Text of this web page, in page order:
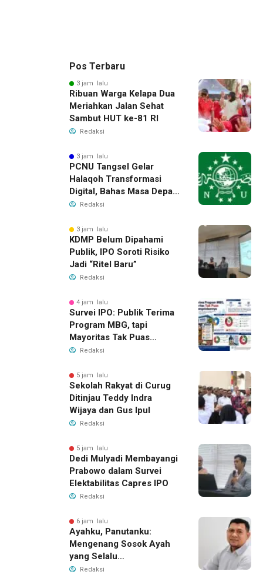
Pos Terbaru
3 jam lalu
Ribuan Warga Kelapa Dua
Meriahkan Jalan Sehat
Sambut HUT ke-81 RI
Redaksi
3 jam lalu
PCNU Tangsel Gelar
Halaqoh Transformasi
Digital, Bahas Masa Depan
NU di Era Disrupsi
Redaksi
3 jam lalu
KDMP Belum Dipahami
Publik, IPO Soroti Risiko
Jadi “Ritel Baru”
Redaksi
4 jam lalu
Survei IPO: Publik Terima
Program MBG, tapi
Mayoritas Tak Puas
dengan Pengelolaannya
Redaksi
5 jam lalu
Sekolah Rakyat di Curug
Ditinjau Teddy Indra
Wijaya dan Gus Ipul
Redaksi
5 jam lalu
Dedi Mulyadi Membayangi
Prabowo dalam Survei
Elektabilitas Capres IPO
Redaksi
6 jam lalu
Ayahku, Panutanku:
Mengenang Sosok Ayah
yang Selalu
Membersamaiku
Redaksi